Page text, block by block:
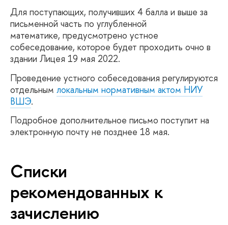
Для поступающих, получивших 4 балла и выше за
письменной часть по углубленной
математике, предусмотрено устное
собеседование, которое будет проходить очно в
здании Лицея 19 мая 2022.
Проведение устного собеседования регулируются
отдельным локальным нормативным актом НИУ
ВШЭ.
Подробное дополнительное письмо поступит на
электронную почту не позднее 18 мая.
Списки
рекомендованных к
зачислению